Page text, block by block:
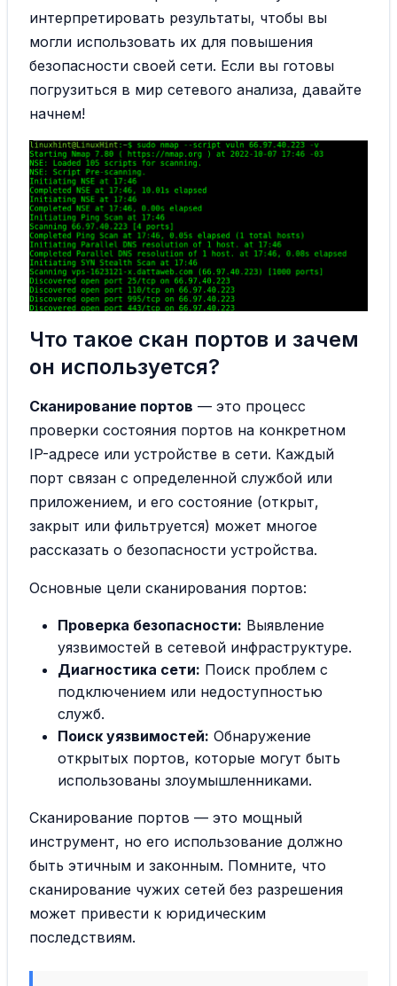
интерпретировать результаты, чтобы вы
могли использовать их для повышения
безопасности своей сети. Если вы готовы
погрузиться в мир сетевого анализа, давайте
начнем!
Что такое скан портов и зачем
он используется?
Сканирование портов — это процесс
проверки состояния портов на конкретном
IP-адресе или устройстве в сети. Каждый
порт связан с определенной службой или
приложением, и его состояние (открыт,
закрыт или фильтруется) может многое
рассказать о безопасности устройства.
Основные цели сканирования портов:
Проверка безопасности: Выявление
уязвимостей в сетевой инфраструктуре.
Диагностика сети: Поиск проблем с
подключением или недоступностью
служб.
Поиск уязвимостей: Обнаружение
открытых портов, которые могут быть
использованы злоумышленниками.
Сканирование портов — это мощный
инструмент, но его использование должно
быть этичным и законным. Помните, что
сканирование чужих сетей без разрешения
может привести к юридическим
последствиям.